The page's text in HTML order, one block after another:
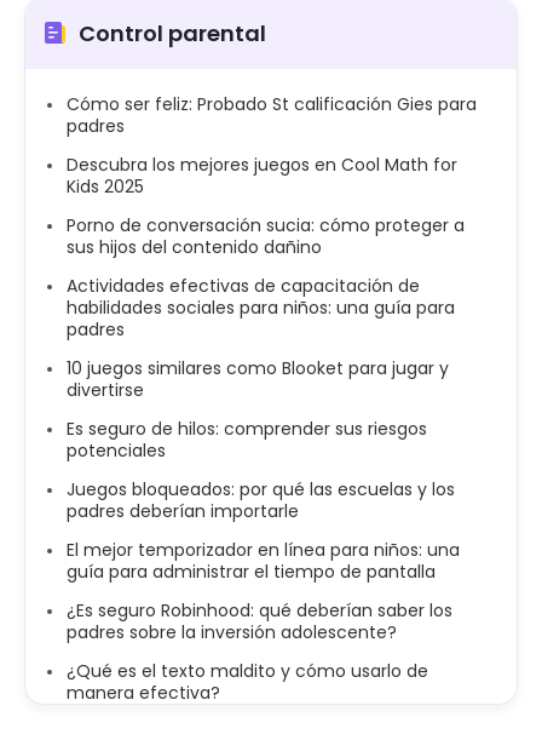
Control parental
Cómo ser feliz: Probado St calificación Gies para
padres
Descubra los mejores juegos en Cool Math for
Kids 2025
Porno de conversación sucia: cómo proteger a
sus hijos del contenido dañino
Actividades efectivas de capacitación de
habilidades sociales para niños: una guía para
padres
10 juegos similares como Blooket para jugar y
divertirse
Es seguro de hilos: comprender sus riesgos
potenciales
Juegos bloqueados: por qué las escuelas y los
padres deberían importarle
El mejor temporizador en línea para niños: una
guía para administrar el tiempo de pantalla
¿Es seguro Robinhood: qué deberían saber los
padres sobre la inversión adolescente?
¿Qué es el texto maldito y cómo usarlo de
manera efectiva?